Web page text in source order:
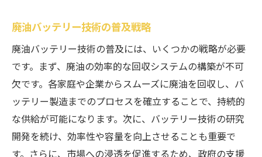
廃油バッテリー技術の普及戦略
廃油バッテリー技術の普及には、いくつかの戦略が必要
です。まず、廃油の効率的な回収システムの構築が不可
欠です。各家庭や企業からスムーズに廃油を回収し、バ
ッテリー製造までのプロセスを確立することで、持続的
な供給が可能になります。次に、バッテリー技術の研究
開発を続け、効率性や容量を向上させることも重要で
す。さらに、市場への浸透を促進するため、政府の支援